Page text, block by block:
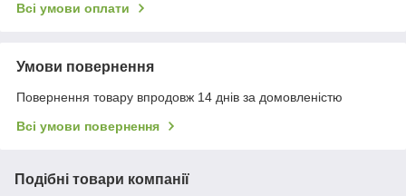
Всі умови оплати
Умови повернення
Повернення товару впродовж 14 днів за домовленістю
Всі умови повернення
Подібні товари компанії